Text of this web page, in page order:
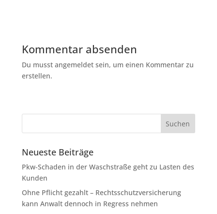
Kommentar absenden
Du musst angemeldet sein, um einen Kommentar zu
erstellen.
Neueste Beiträge
Pkw-Schaden in der Waschstraße geht zu Lasten des
Kunden
Ohne Pflicht gezahlt – Rechtsschutzversicherung
kann Anwalt dennoch in Regress nehmen